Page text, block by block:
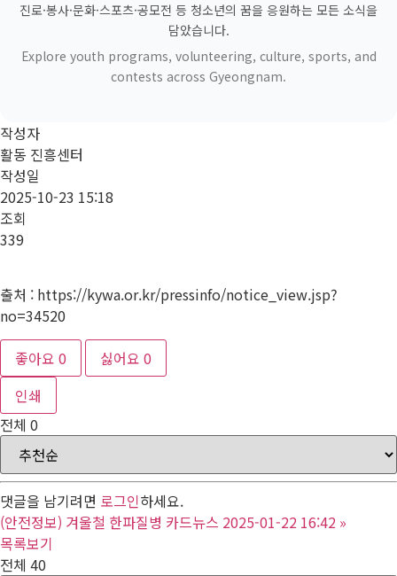
진로·봉사·문화·스포츠·공모전 등 청소년의 꿈을 응원하는 모든 소식을
담았습니다.
Explore youth programs, volunteering, culture, sports, and
contests across Gyeongnam.
작성자
활동 진흥센터
작성일
2025-10-23 15:18
조회
339
출처 : https://kywa.or.kr/pressinfo/notice_view.jsp?
no=34520
좋아요 0 싫어요 0
인쇄
전체 0
댓글을 남기려면 로그인하세요.
(안전정보) 겨울철 한파질병 카드뉴스 2025-01-22 16:42 »
목록보기
전체 40